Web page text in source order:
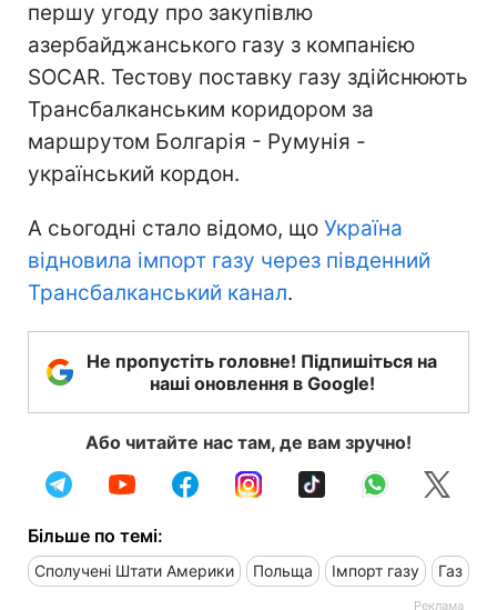
першу угоду про закупівлю
азербайджанського газу з компанією
SOCAR. Тестову поставку газу здійснюють
Трансбалканським коридором за
маршрутом Болгарія - Румунія -
український кордон.
А сьогодні стало відомо, що Україна
відновила імпорт газу через південний
Трансбалканський канал.
Не пропустіть головне! Підпишіться на
наші оновлення в Google!
Або читайте нас там, де вам зручно!
Більше по темі:
Сполучені Штати Америки Польща Імпорт газу Газ